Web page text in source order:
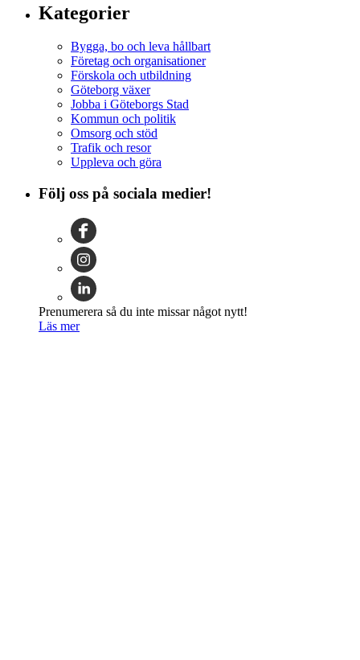
Kategorier
Bygga, bo och leva hållbart
Företag och organisationer
Förskola och utbildning
Göteborg växer
Jobba i Göteborgs Stad
Kommun och politik
Omsorg och stöd
Trafik och resor
Uppleva och göra
Följ oss på sociala medier!
Prenumerera så du inte missar något nytt!
Läs mer